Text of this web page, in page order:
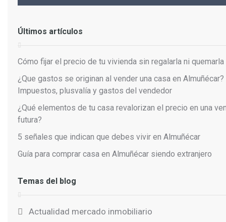
Últimos artículos
Cómo fijar el precio de tu vivienda sin regalarla ni quemarla
¿Que gastos se originan al vender una casa en Almuñécar?
Impuestos, plusvalía y gastos del vendedor
¿Qué elementos de tu casa revalorizan el precio en una
futura?
5 señales que indican que debes vivir en Almuñécar
Guía para comprar casa en Almuñécar siendo extranjero
Temas del blog
Actualidad mercado inmobiliario